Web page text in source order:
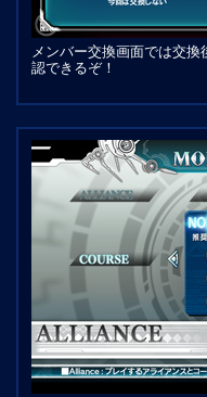
メンバー交換画面では交
認できるぞ！